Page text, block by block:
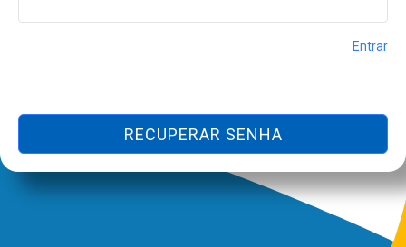
Entrar
RECUPERAR SENHA